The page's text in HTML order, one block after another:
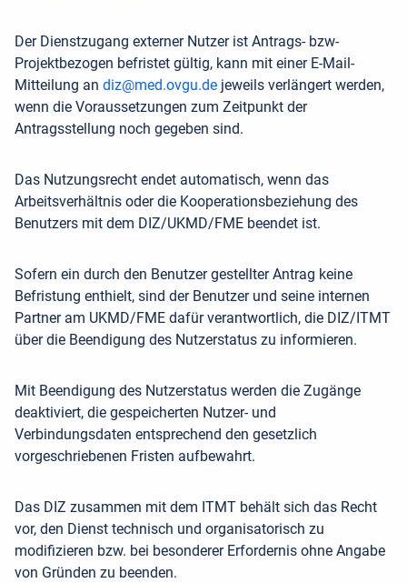
Der Dienstzugang externer Nutzer ist Antrags- bzw-
Projektbezogen befristet gültig, kann mit einer E-Mail-
Mitteilung an diz@med.ovgu.de jeweils verlängert werden,
wenn die Voraussetzungen zum Zeitpunkt der
Antragsstellung noch gegeben sind.
Das Nutzungsrecht endet automatisch, wenn das
Arbeitsverhältnis oder die Kooperationsbeziehung des
Benutzers mit dem DIZ/UKMD/FME beendet ist.
Sofern ein durch den Benutzer gestellter Antrag keine
Befristung enthielt, sind der Benutzer und seine internen
Partner am UKMD/FME dafür verantwortlich, die DIZ/ITMT
über die Beendigung des Nutzerstatus zu informieren.
Mit Beendigung des Nutzerstatus werden die Zugänge
deaktiviert, die gespeicherten Nutzer- und
Verbindungsdaten entsprechend den gesetzlich
vorgeschriebenen Fristen aufbewahrt.
Das DIZ zusammen mit dem ITMT behält sich das Recht
vor, den Dienst technisch und organisatorisch zu
modifizieren bzw. bei besonderer Erfordernis ohne Angabe
von Gründen zu beenden.